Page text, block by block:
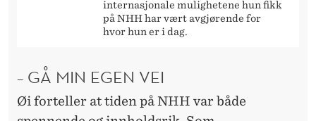
internasjonale mulighetene hun fikk
på NHH har vært avgjørende for
hvor hun er i dag.
– GÅ MIN EGEN VEI
Øi forteller at tiden på NHH var både